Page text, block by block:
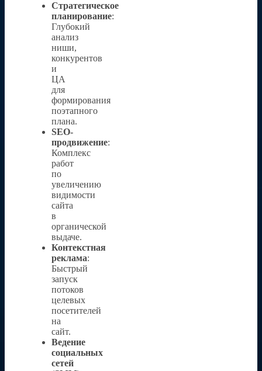
Стратегическое
планирование:
Глубокий
анализ
ниши,
конкурентов
и
ЦА
для
формирования
поэтапного
плана.
SEO-
продвижение:
Комплекс
работ
по
увеличению
видимости
сайта
в
органической
выдаче.
Контекстная
реклама:
Быстрый
запуск
потоков
целевых
посетителей
на
сайт.
Ведение
социальных
сетей